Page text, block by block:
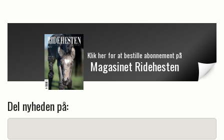
Klik her for at bestille abonnement på
Magasinet Ridehesten
Del nyheden på: